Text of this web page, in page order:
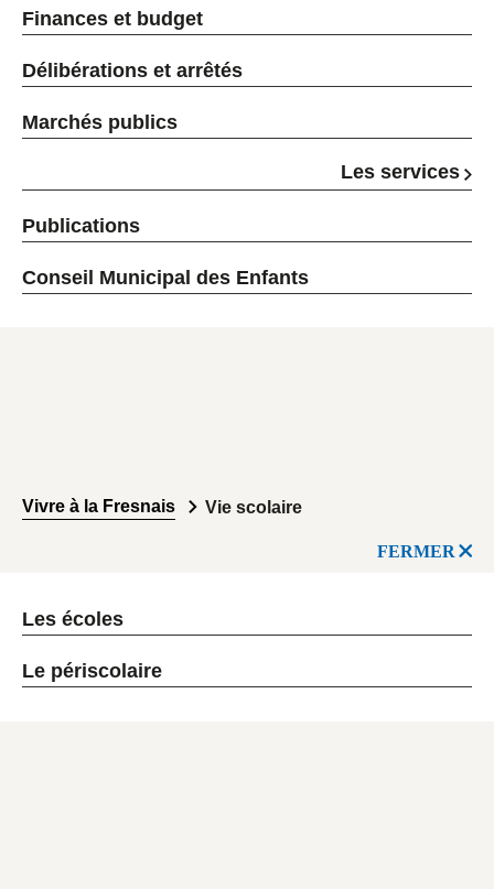
Finances et budget
Délibérations et arrêtés
Marchés publics
Les services
Publications
Conseil Municipal des Enfants
Vivre à la Fresnais Vie scolaire
FERMER
Les écoles
Le périscolaire